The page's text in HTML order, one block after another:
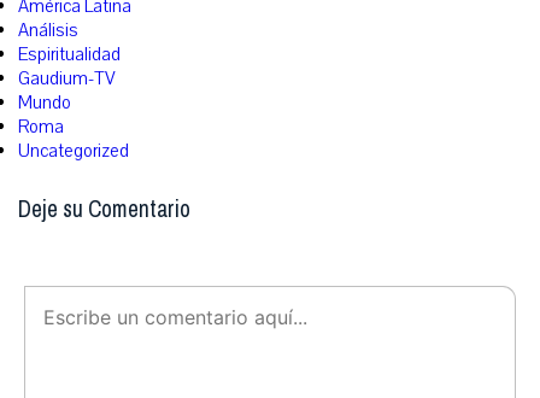
América Latina
Análisis
Espiritualidad
Gaudium-TV
Mundo
Roma
Uncategorized
Deje su Comentario